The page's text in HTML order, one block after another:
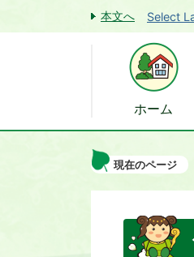
本文へ Select
ホーム
現在のページ